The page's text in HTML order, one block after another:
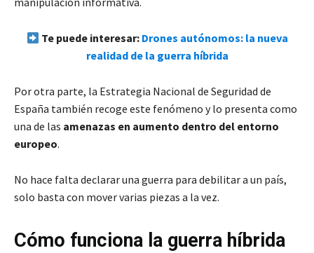
Te puede interesar: Drones autónomos: la nueva
realidad de la guerra híbrida
Por otra parte, la Estrategia Nacional de Seguridad de
España también recoge este fenómeno y lo presenta como
una de las amenazas en aumento dentro del entorno
europeo.
No hace falta declarar una guerra para debilitar a un país,
solo basta con mover varias piezas a la vez.
Cómo funciona la guerra híbrida